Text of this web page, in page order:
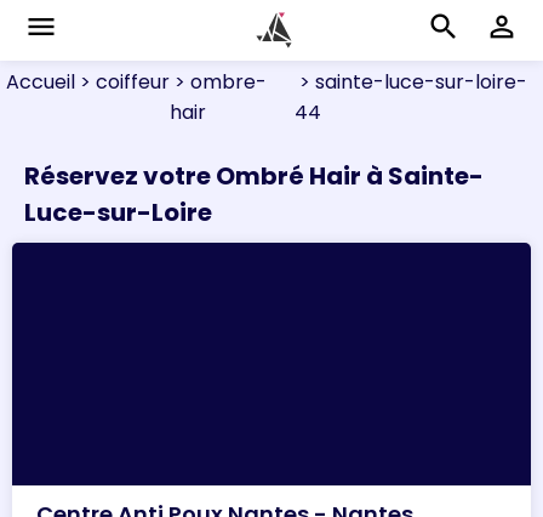
menu search perm_identity
Accueil > coiffeur > ombre-
hair
> sainte-luce-sur-loire-
44
Réservez votre Ombré Hair à Sainte-
Luce-sur-Loire